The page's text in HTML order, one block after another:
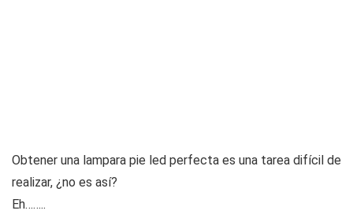
Obtener una lampara pie led perfecta es una tarea difícil de
realizar, ¿no es así?
Eh……..